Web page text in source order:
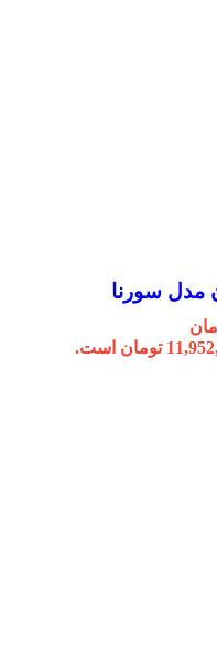
مدل سورنا
تومان